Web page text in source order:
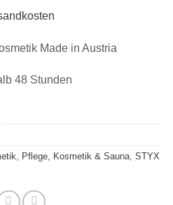
Made in Austria
48 Stunden
Pflege, Kosmetik & Sauna STYX